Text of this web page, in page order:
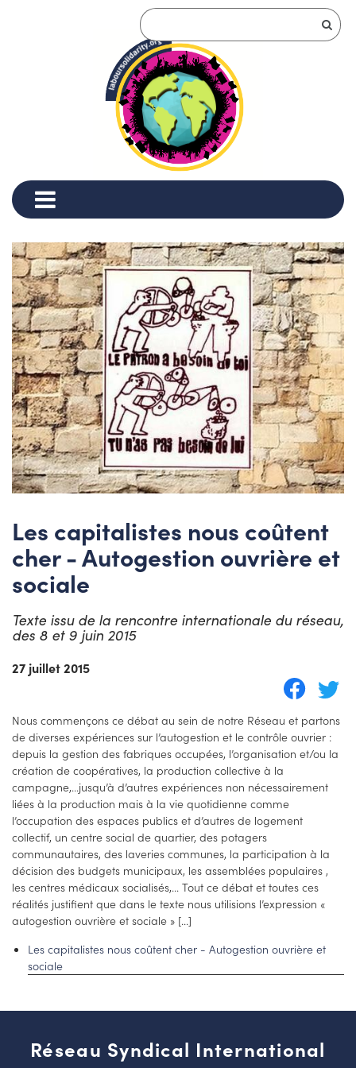
Les capitalistes nous coûtent
cher - Autogestion ouvrière et
sociale
Texte issu de la rencontre internationale du réseau,
des 8 et 9 juin 2015
27 juillet 2015
Nous commençons ce débat au sein de notre Réseau et partons
de diverses expériences sur l’autogestion et le contrôle ouvrier :
depuis la gestion des fabriques occupées, l’organisation et/ou la
création de coopératives, la production collective à la
campagne,...jusqu’à d’autres expériences non nécessairement
liées à la production mais à la vie quotidienne comme
l’occupation des espaces publics et d’autres de logement
collectif, un centre social de quartier, des potagers
communautaires, des laveries communes, la participation à la
décision des budgets municipaux, les assemblées populaires ,
les centres médicaux socialisés,... Tout ce débat et toutes ces
réalités justifient que dans le texte nous utilisions l’expression «
autogestion ouvrière et sociale » [...]
Les capitalistes nous coûtent cher - Autogestion ouvrière et
sociale
Réseau Syndical International